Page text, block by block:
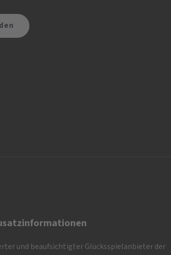
und beaufsichtigter Glücksspielanbieter der